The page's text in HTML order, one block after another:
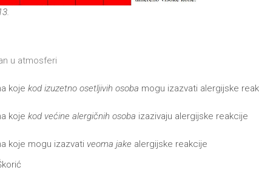
u atmosferi
koje kod izuzetno osetljivih osoba mogu izazvati alergijske
koje kod većine alergičnih osoba izazivaju alergijske reakcije
koje mogu izazvati veoma jake alergijske reakcije